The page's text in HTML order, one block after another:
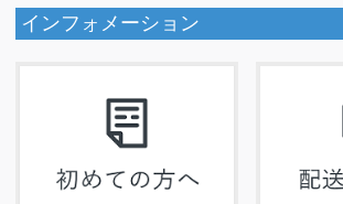
インフォメーション